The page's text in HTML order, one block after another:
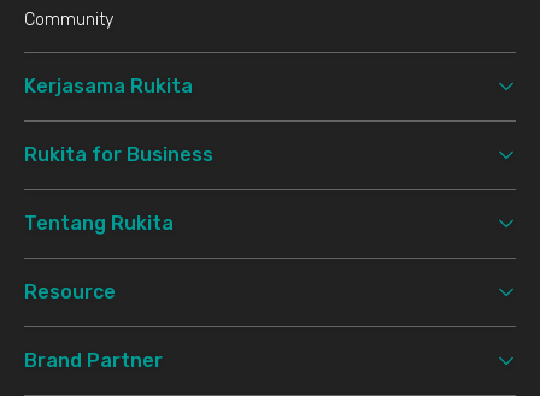
Community
Kerjasama Rukita
Rukita for Business
Tentang Rukita
Resource
Brand Partner